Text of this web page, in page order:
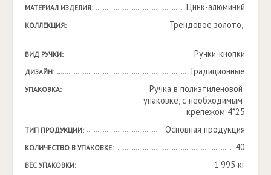
МАТЕРИАЛ ИЗДЕЛИЯ: Цинк-алюминий
КОЛЛЕКЦИЯ: Трендовое золото,
ВИД РУЧКИ: Ручки-кнопки
ДИЗАЙН: Традиционные
УПАКОВКА:
Ручка в полиэтиленовой
упаковке, с необходимым
крепежом 4*25
ТИП ПРОДУКЦИИ: Основная продукция
КОЛИЧЕСТВО В УПАКОВКЕ: 40
ВЕС УПАКОВКИ: 1.995 кг